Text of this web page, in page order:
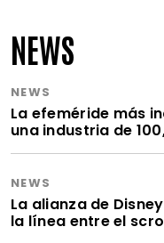
NEWS
NEWS
La efeméride más
una industria de
NEWS
La alianza de
la línea entre el